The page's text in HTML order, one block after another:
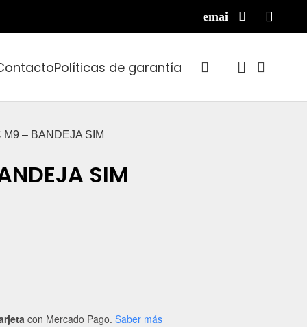
Políticas de garantía
– BANDEJA SIM
SIM
con Mercado Pago. Saber más